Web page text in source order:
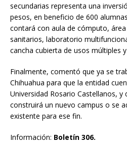
secundarias representa una
pesos, en beneficio de 600
contará con aula de cómputo,
sanitarios, laboratorio
cancha cubierta de usos múltiples
Finalmente, comentó que ya se
Chihuahua para que la entidad
Universidad Rosario Castellanos, y
construirá un nuevo campus o se
existente para ese fin.
Información: Boletín 306.